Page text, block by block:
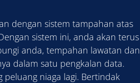
dengan sistem tampahan atas
sistem ini, anda akan terus
anda, tempahan lawatan dan
dalam satu pengkalan data.
peluang niaga lagi. Bertindak